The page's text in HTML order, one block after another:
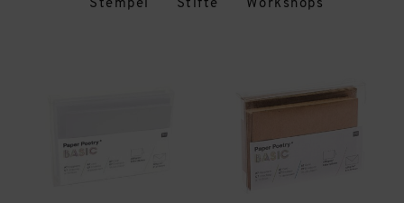
Stempel Stifte Workshops